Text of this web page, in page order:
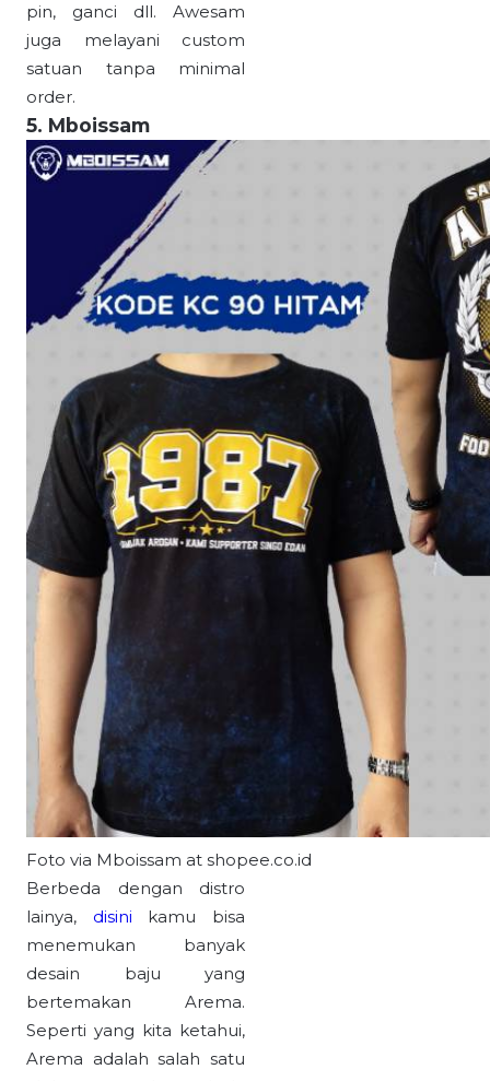
pin, ganci dll. Awesam
juga melayani custom
satuan tanpa minimal
order.
5. Mboissam
Foto via Mboissam at shopee.co.id
Berbeda dengan distro
lainya, disini kamu bisa
menemukan banyak
desain baju yang
bertemakan Arema.
Seperti yang kita ketahui,
Arema adalah salah satu